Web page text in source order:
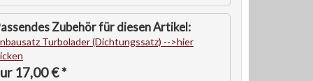
Turbolader
17,00 € *